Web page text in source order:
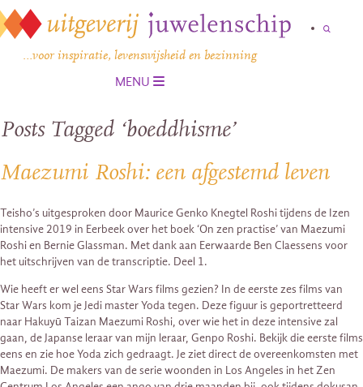
…voor inspiratie, levenswijsheid en bezinning
MENU
Posts Tagged ‘boeddhisme’
Maezumi Roshi: een afgestemd leven
Teisho’s uitgesproken door Maurice Genko Knegtel Roshi tijdens de Izen
intensive 2019 in Eerbeek over het boek ‘On zen practise’ van Maezumi
Roshi en Bernie Glassman. Met dank aan Eerwaarde Ben Claessens voor
het uitschrijven van de transcriptie. Deel 1.
Wie heeft er wel eens Star Wars films gezien? In de eerste zes films van
Star Wars kom je Jedi master Yoda tegen. Deze figuur is geportretteerd
naar Hakuyū Taizan Maezumi Roshi, over wie het in deze intensive zal
gaan, de Japanse leraar van mijn leraar, Genpo Roshi. Bekijk die eerste films
eens en zie hoe Yoda zich gedraagt. Je ziet direct de overeenkomsten met
Maezumi. De makers van de serie woonden in Los Angeles in het Zen